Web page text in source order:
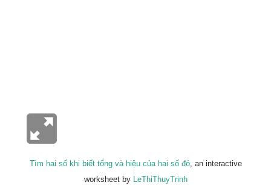
Tìm hai số khi biết tổng và hiệu của hai số đó, an interactive
worksheet by LeThiThuyTrinh